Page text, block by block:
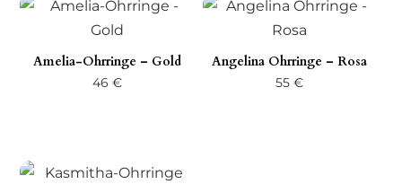
Amelia-Ohrringe – Gold
46 €
Angelina Ohrringe – Rosa
55€